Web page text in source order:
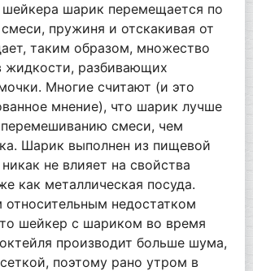
шейкера шарик перемещается по
пружиня и отскакивая от
таким образом, множество
жидкости, разбивающих
Многие считают (и это
мнение), что шарик лучше
перемешиванию смеси, чем
Шарик выполнен из пищевой
не влияет на свойства
как металлическая посуда.
относительным недостатком
шейкер с шариком во время
производит больше шума,
поэтому рано утром в